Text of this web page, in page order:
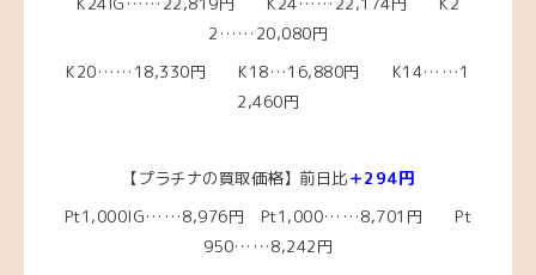
2……20,080円
K20……18,330円 K18…16,880円 K14……1
2,460円
【プラチナの買取価格】前日比＋294円
Pt1,000IG……8,976円 Pt1,000……8,701円 Pt
950……8,242円